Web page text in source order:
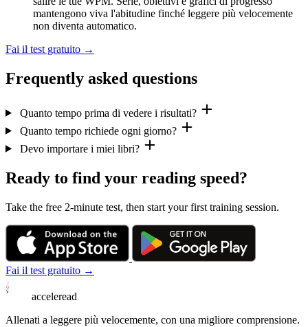
mantengono viva l'abitudine finché leggere più velocemente
non diventa automatico.
Fai il test gratuito →
Frequently asked questions
Quanto tempo prima di vedere i risultati?
Quanto tempo richiede ogni giorno?
Devo importare i miei libri?
Ready to find your reading speed?
Take the free 2-minute test, then start your first training session.
Fai il test gratuito →
acceleread
Allenati a leggere più velocemente, con una migliore comprensione.